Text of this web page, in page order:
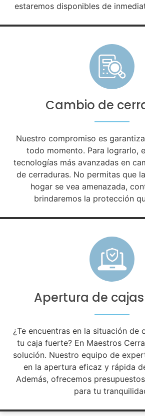
estaremos disponibles de
Cambio de
Nuestro compromiso es
todo momento. Para lograrlo,
tecnologías más avanzadas en
de cerraduras. No permitas que
hogar se vea amenazada,
brindaremos la protección
Apertura de
¿Te encuentras en la situación de
tu caja fuerte? En Maestros
solución. Nuestro equipo de
en la apertura eficaz y rápida
Además, ofrecemos
para tu